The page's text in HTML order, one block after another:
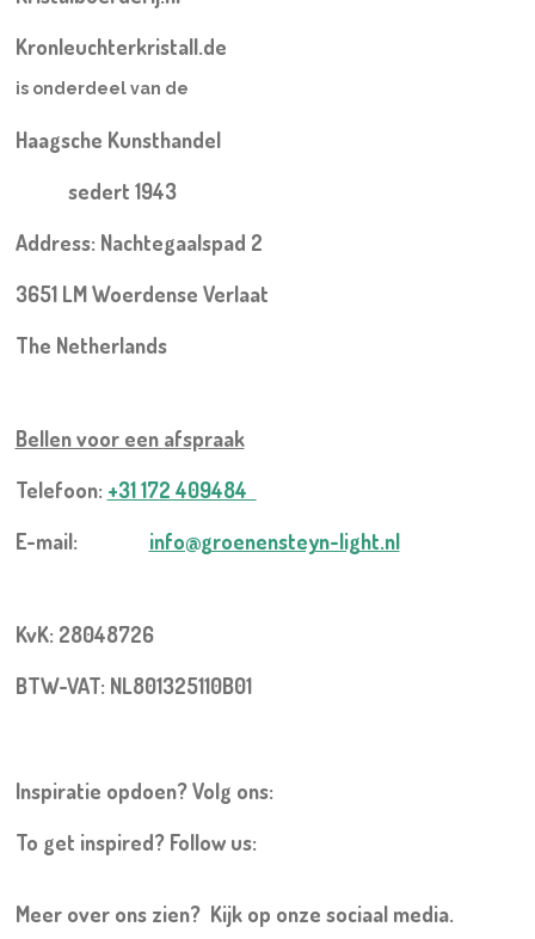
Kronleuchterkristall.de
is onderdeel van de
Haagsche Kunsthandel
sedert 1943
Address: Nachtegaalspad 2
3651 LM Woerdense Verlaat
The Netherlands
Bellen voor een afspraak
Telefoon: +31 172 409484
E-mail: info@groenensteyn-light.nl
KvK: 28048726
BTW-VAT: NL801325110B01
Inspiratie opdoen? Volg ons:
To get inspired? Follow us:
Meer over ons zien? Kijk op onze sociaal media.